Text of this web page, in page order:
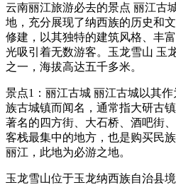
云南丽江旅游必去的景点 丽江古
地，充分展现了纳西族的历史和
修建，以其独特的建筑风格、丰
光吸引着无数游客。玉龙雪山 玉
之一，海拔高达五千多米。
景点1：丽江古城 丽江古城以其
族古城镇而闻名，通常指大研古
著名的四方街、大石桥、酒吧街
客栈最集中的地方，也是购买民
丽江，此地为必游之地。
玉龙雪山位于玉龙纳西族自治县